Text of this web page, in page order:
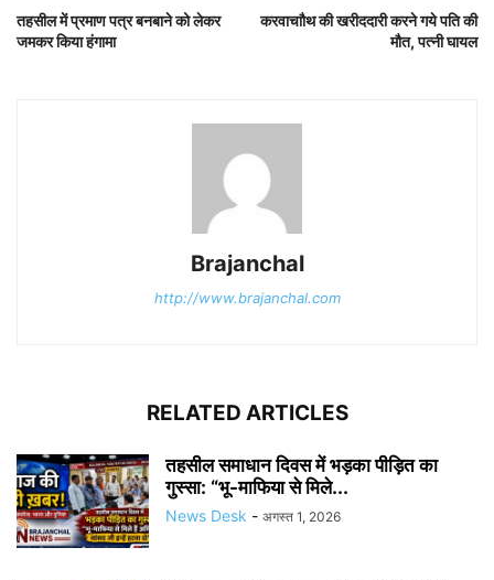
तहसील में प्रमाण पत्र बनबाने को लेकर
जमकर किया हंगामा
करवाचाौथ की खरीददारी करने गये पति की
मौत, पत्नी घायल
Brajanchal
http://www.brajanchal.com
RELATED ARTICLES
तहसील समाधान दिवस में भड़का पीड़ित का
गुस्सा: “भू-माफिया से मिले...
News Desk - अगस्त 1, 2026